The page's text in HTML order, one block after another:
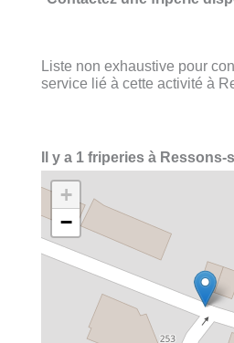
Liste non exhaustive pour
service lié à cette activité à
Il y a 1 friperies à Ressons-
+
−